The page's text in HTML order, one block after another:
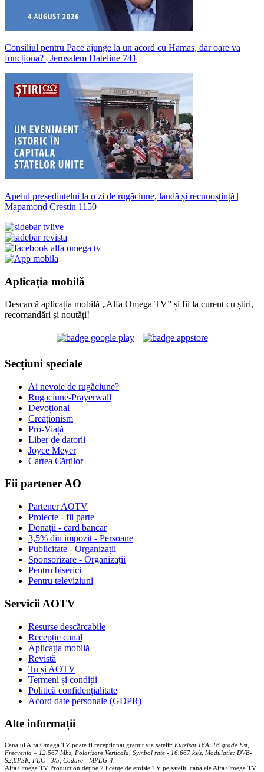
Consiliul pentru Pace ajunge la un acord cu Hamas, dar oare va
funcționa? | Jerusalem Dateline 741
Apelul președintelui la o zi de rugăciune, laudă și recunoștință |
Mapamond Creștin 1150
Aplicația mobilă
Descarcă aplicația mobilă „Alfa Omega TV” și fii la curent cu știri,
recomandări și noutăți!
Secțiuni speciale
Ai nevoie de rugăciune?
Rugaciune-Prayerwall
Devoțional
Creaționism
Pro-Viață
Liber de datorii
Joyce Meyer
Cartea Cărților
Fii partener AO
Partener AOTV
Proiecte - fii parte
Donații - card bancar
3,5% din impozit - Persoane
Publicitate - Organizații
Sponsorizare - Organizații
Pentru biserici
Pentru televiziuni
Servicii AOTV
Resurse descărcabile
Recepție canal
Aplicația mobilă
Revistă
Tu și AOTV
Termeni și condiții
Politică confidențialitate
Acord date personale (GDPR)
Alte informații
Canalul Alfa Omega TV poate fi recepționat gratuit via satelit: Eutelsat 16A, 16 grade Est,
Frecventa – 12.567 Mhz, Polarizare Verticală, Symbol rate - 16.667 ks/s, Modulație: DVB-
S2,8PSK, FEC - 3/5, Codare - MPEG-4
Alfa Omega TV Production deține 2 licențe de emisie TV pe satelit: canalele Alfa Omega TV